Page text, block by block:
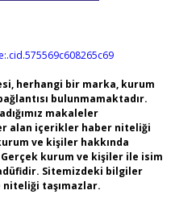
herhangi bir marka, kurum
bulunmamaktadır.
makaleler
alan içerikler haber niteliği
ve kişiler hakkında
Gerçek kurum ve kişiler ile isim
Sitemizdeki bilgiler
taşımazlar.